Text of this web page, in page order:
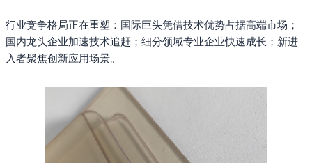
行业竞争格局正在重塑：国际巨头凭借技术优势占据高端市场；
国内龙头企业加速技术追赶；细分领域专业企业快速成长；新进
入者聚焦创新应用场景。